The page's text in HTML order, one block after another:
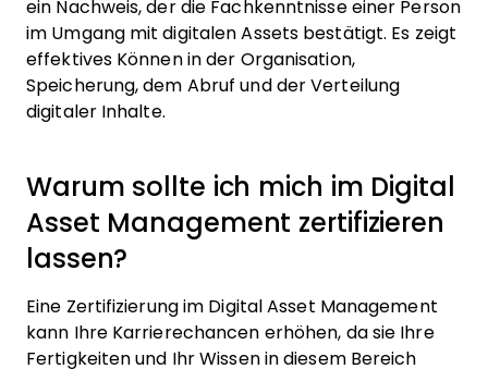
ein Nachweis, der die Fachkenntnisse einer Person
im Umgang mit digitalen Assets bestätigt. Es zeigt
effektives Können in der Organisation,
Speicherung, dem Abruf und der Verteilung
digitaler Inhalte.
Warum sollte ich mich im Digital
Asset Management zertifizieren
lassen?
Eine Zertifizierung im Digital Asset Management
kann Ihre Karrierechancen erhöhen, da sie Ihre
Fertigkeiten und Ihr Wissen in diesem Bereich